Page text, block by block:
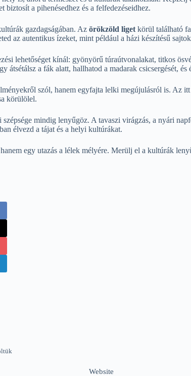
a pihenésedhez és a felfedezéseidhez.
gazdagságában. Az örökzöld liget körül található
az autentikus ízeket, mint például a házi készítésű
lehetőséget kínál: gyönyörű túraútvonalakat, titkos
átsétálsz a fák alatt, hallhatod a madarak csicsergését,
szól, hanem egyfajta lelki megújulásról is. Az
körülölel.
szépsége mindig lenyűgöz. A tavaszi virágzás, a nyári
élvezd a tájat és a helyi kultúrákat.
egy utazás a lélek mélyére. Merülj el a kultúrák
Website